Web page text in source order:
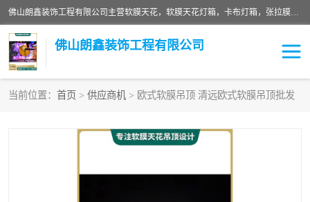
佛山朗鑫装饰工程有限公司主营软膜天花，软膜天花灯箱，卡布灯箱，张拉膜等产品，价格实惠，支持定制；公司专业装饰铺面，家居，会展特装，软膜等工程，技能精良人员，安装快、价格合理，质量保证、热诚与各方有识人士合作，欢迎新老客户来电咨询。
佛山朗鑫装饰工程有限公司
当前位置： 首页 > 供应商机 > 欧式软膜吊顶 清远欧式软膜吊顶批发